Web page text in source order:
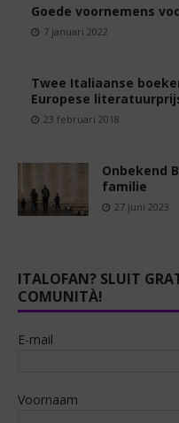
Goede voornemens
7 januari 2022
Twee Italiaanse
Europese
23 februari 2018
Onbekend
familie
27 juni 2023
ITALOFAN? SLUIT
COMUNITÀ!
E-mail
Voornaam